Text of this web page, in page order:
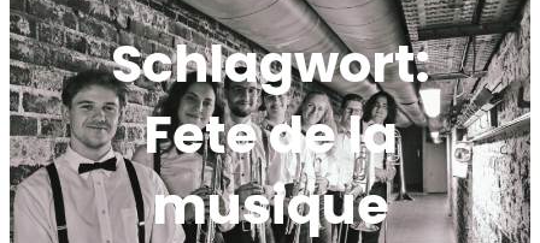
Schlagwort:
Fete de la
musique